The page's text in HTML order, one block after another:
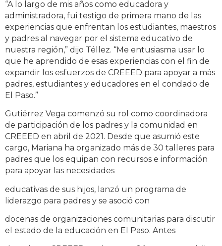
“A lo largo de mis años como educadora y
administradora, fui testigo de primera mano de las
experiencias que enfrentan los estudiantes, maestros
y padres al navegar por el sistema educativo de
nuestra región,” dijo Téllez. “Me entusiasma usar lo
que he aprendido de esas experiencias con el fin de
expandir los esfuerzos de CREEED para apoyar a más
padres, estudiantes y educadores en el condado de
El Paso.”
Gutiérrez Vega comenzó su rol como coordinadora
de participación de los padres y la comunidad en
CREEED en abril de 2021. Desde que asumió este
cargo, Mariana ha organizado más de 30 talleres para
padres que los equipan con recursos e información
para apoyar las necesidades
educativas de sus hijos, lanzó un programa de
liderazgo para padres y se asoció con
docenas de organizaciones comunitarias para discutir
el estado de la educación en El Paso. Antes